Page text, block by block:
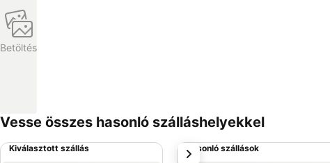
Betöltés
Vesse összes hasonló szálláshelyekkel
Kiválasztott szállás Hasonló szállások
következő